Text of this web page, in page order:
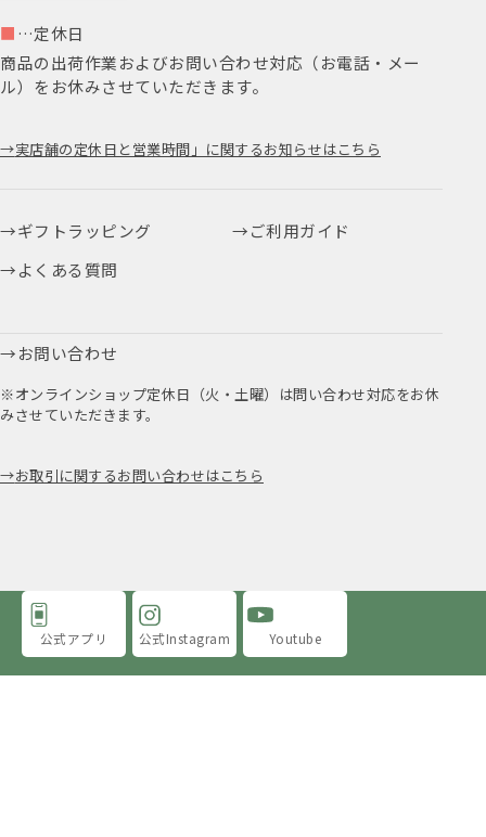
■ …定休日
商品の出荷作業およびお問い合わせ対応（お電話・メー
ル）をお休みさせていただきます。
実店舗の定休日と営業時間」に関するお知らせはこちら
ギフトラッピング
ご利用ガイド
よくある質問
お問い合わせ
※オンラインショップ定休日（火・土曜）は問い合わせ対応をお休
みさせていただきます。
お取引に関するお問い合わせはこちら
公式アプリ 公式Instagram Youtube